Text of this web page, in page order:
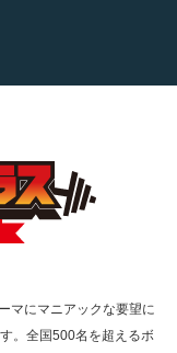
び」にてマッスルプ
ONE MORNING」
マにマニアックな要望に
。全国500名を超えるボ